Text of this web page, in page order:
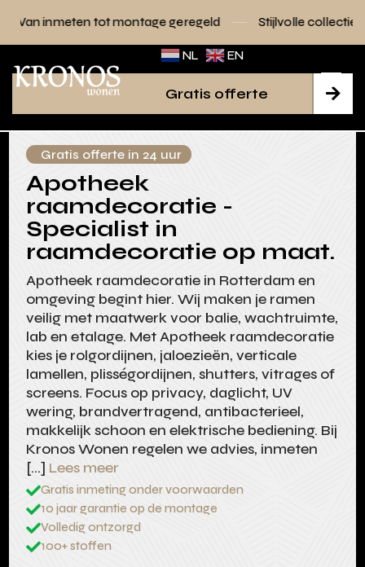
montage geregeld Stijlvolle collecties voor elk
NL EN

Gratis offerte
Gratis offerte in 24 uur
Apotheek
raamdecoratie -
Specialist in
raamdecoratie op maat.
Apotheek raamdecoratie in Rotterdam en
omgeving begint hier. Wij maken je ramen
veilig met maatwerk voor balie, wachtruimte,
lab en etalage. Met Apotheek raamdecoratie
kies je rolgordijnen, jaloezieën, verticale
lamellen, plisségordijnen, shutters, vitrages of
screens. Focus op privacy, daglicht, UV
wering, brandvertragend, antibacterieel,
makkelijk schoon en elektrische bediening. Bij
Kronos Wonen regelen we advies, inmeten
[…] Lees meer
Gratis inmeting onder voorwaarden
10 jaar garantie op de montage
Volledig ontzorgd
100+ stoffen